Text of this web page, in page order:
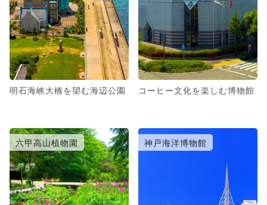
明石海峡大橋を望む海辺公園 コーヒー文化を楽しむ博物館
六甲高山植物園 神戸海洋博物館